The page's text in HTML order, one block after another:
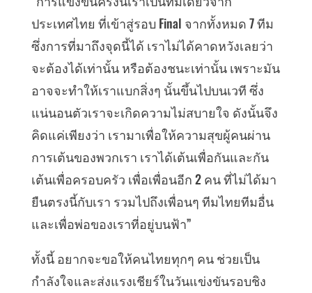
ประเทศไทย ที่เข้าสู่รอบ Final จากทั้งหมด 7 ทีม
ซึ่งการที่มาถึงจุดนี้ได้ เราไม่ได้คาดหวังเลยว่า
จะต้องได้เท่านั้น หรือต้องชนะเท่านั้น เพราะมัน
อาจจะทำให้เราแบกสิ่งๆ นั้นขึ้นไปบนเวที ซึ่ง
แน่นอนตัวเราจะเกิดความไม่สบายใจ ดังนั้นจึง
คิดแค่เพียงว่า เรามาเพื่อให้ความสุขผู้คนผ่าน
การเต้นของพวกเรา เราได้เต้นเพื่อกันและกัน
เต้นเพื่อครอบครัว เพื่อเพื่อนอีก 2 คน ที่ไม่ได้มา
ยืนตรงนี้กับเรา รวมไปถึงเพื่อนๆ ทีมไทยทีมอื่น
และเพื่อพ่อของเราที่อยู่บนฟ้า”
ทั้งนี้ อยากจะขอให้คนไทยทุกๆ คน ช่วยเป็น
กำลังใจและส่งแรงเชียร์ในวันแข่งขันรอบชิง